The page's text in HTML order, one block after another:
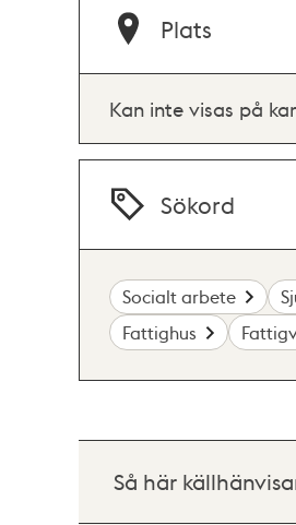
Plats
Kan inte visas på
Sökord
Socialt arbete
Fattighus
Så här